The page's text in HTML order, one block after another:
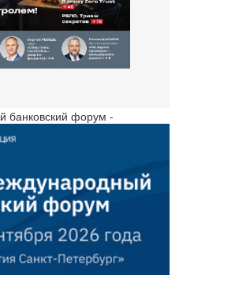
банковский форум -